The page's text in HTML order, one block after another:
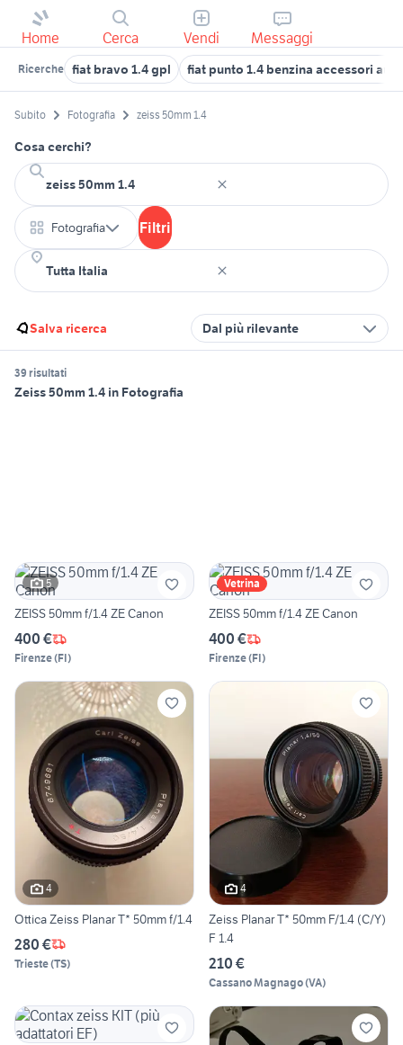
Home Cerca Vendi Messaggi
Ricerche fiat bravo 1.4 gpl fiat punto 1.4 benzina accessori auto
Subito Fotografia zeiss 50mm 1.4
Cosa cerchi?
Fotografia Filtri
Salva ricerca Dal più rilevante
39 risultati
Zeiss 50mm 1.4 in Fotografia
5
ZEISS 50mm f/1.4 ZE Canon
400 €
Firenze(FI)
Vetrina
ZEISS 50mm f/1.4 ZE Canon
400 €
Firenze(FI)
4
Ottica Zeiss Planar T* 50mm f/1.4
280 €
Trieste(TS)
4
Zeiss Planar T* 50mm F/1.4 (C/Y)
F 1.4
210 €
Cassano Magnago(VA)